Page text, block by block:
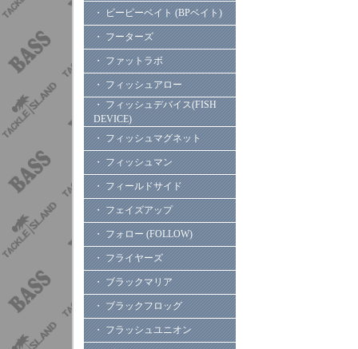
・ ビーピーベイト (BPベイト)
・ フーターズ
・ ファットラボ
・ フィッシュアロー
・ フィッシュデバイス(FISH
DEVICE)
・ フィッシュマグネット
・ フィッシュマン
・ フィールドサイド
・ フェイズアップ
・ フォロー (FOLLOW)
・ フライヤーズ
・ ブラックマリア
・ ブラックフロッグ
・ フラッシュユニオン